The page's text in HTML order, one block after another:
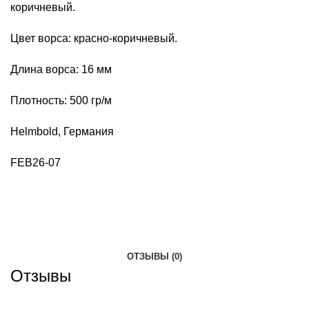
коричневый.
Цвет ворса: красно-коричневый.
Длина ворса: 16 мм
Плотность: 500 гр/м
Helmbold, Германия
FEB26-07
ОТЗЫВЫ (0)
Отзывы